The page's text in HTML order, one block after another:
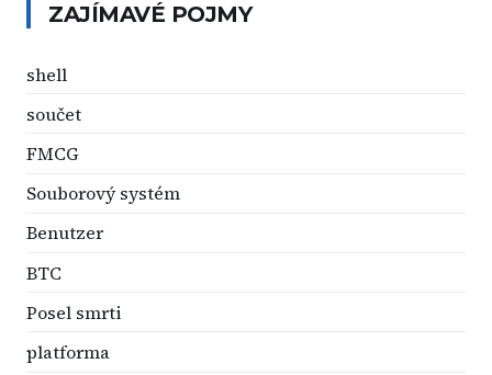
ZAJÍMAVÉ POJMY
shell
součet
FMCG
Souborový systém
Benutzer
BTC
Posel smrti
platforma